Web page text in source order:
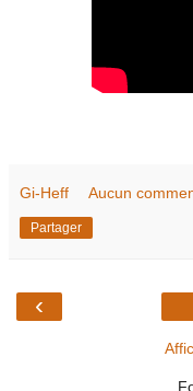
Gi-Heff Aucun
Partager
‹